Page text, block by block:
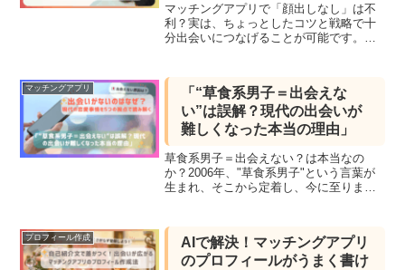
マッチングアプリで「顔出しなし」は不
利？実は、ちょっとしたコツと戦略で十
分出会いにつなげることが可能です。こ
やプロフィール文の書き方など、初心者
にも役立つテクニックを紹介します。
マッチングアプリ
「“草食系男子＝出会えな
い”は誤解？現代の出会いが
難しくなった本当の理由」
草食系男子＝出会えない？は本当なの
か？2006年、"草食系男子"という言葉が
生まれ、そこから定着し、今に至りま
から、出会いがない」という固定観念が
あります。でも本当にそ...
プロフィール作成
AIで解決！マッチングアプリ
のプロフィールがうまく書け